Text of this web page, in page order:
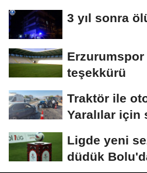
3 yıl sonra
teşekkürü
Traktör ile
Yaralılar
Ligde yeni
düdük